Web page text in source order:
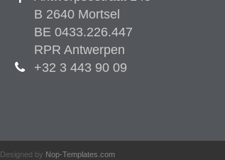
B 2640 Mortsel
BE 0433.226.447
RPR Antwerpen
+32 3 443 90 09
Designed by Nop-Templates.com